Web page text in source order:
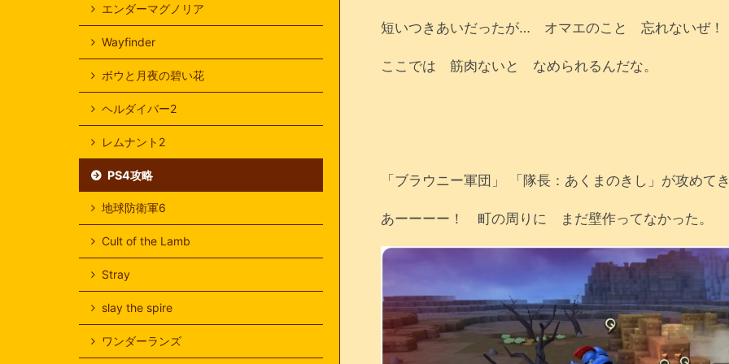
短いつきあいだったが… オマエのこと 忘れないぜ！
ここでは 筋肉ないと なめられるんだな。
「ブラウニー軍団」 「隊長：あくまのきし」が攻めて
あーーーー！ 町の周りに まだ壁作ってなかった。
エンダーマグノリア
Wayfinder
ボウと月夜の碧い花
ヘルダイバー2
レムナント2
PS4攻略
地球防衛軍6
Cult of the Lamb
Stray
slay the spire
ワンダーランズ